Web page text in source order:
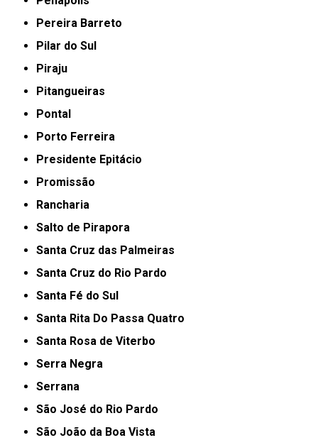
Pereira Barreto
Pilar do Sul
Piraju
Pitangueiras
Pontal
Porto Ferreira
Presidente Epitácio
Promissão
Rancharia
Salto de Pirapora
Santa Cruz das Palmeiras
Santa Cruz do Rio Pardo
Santa Fé do Sul
Santa Rita Do Passa Quatro
Santa Rosa de Viterbo
Serra Negra
Serrana
São José do Rio Pardo
São João da Boa Vista